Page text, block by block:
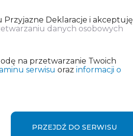
DALEJ
Przyjazne Deklaracje i akceptuję
danych osobowych
na przetwarzanie Twoich
serwisu orazinformacji o
PRZEJDŹ DO SERWISU